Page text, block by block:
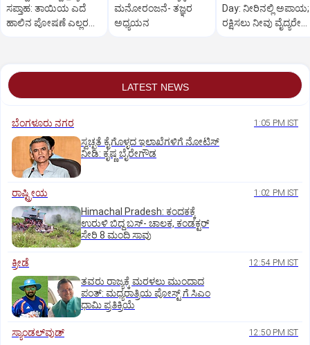
ಸಪ್ತಾಹ: ತಾಯಿಯ ಎದೆ
ಹಾಲಿನ ಪೋಷಣೆ ಎಲ್ಲರ
ಮನೋರಂಜನೆ- ತಜ್ಞರ
ಅಧ್ಯಯನ
Day: ನೀರಿನಲ್ಲಿ ಅಪಾಯ;
ರಕ್ಷಿಸಲು ನೀವು ವೈದ್ಯರೇ
LATEST NEWS
ಬೆಂಗಳೂರು ನಗರ 1:05 PM IST
ಸ್ವಚ್ಛತೆ ಕೈಗೊಳ್ಳದ ಇಲಾಖೆಗಳಿಗೆ ನೋಟಿಸ್‌
ನೀಡಿ: ಕೃಷ್ಣ ಬೈರೇಗೌಡ
ರಾಷ್ಟ್ರೀಯ 1:02 PM IST
Himachal Pradesh: ಕಂದಕಕ್ಕೆ
ಉರುಳಿ ಬಿದ್ದ ಬಸ್-‌ ಚಾಲಕ, ಕಂಡಕ್ಟರ್‌
ಸೇರಿ 8 ಮಂದಿ ಸಾವು
ಕ್ರೀಡೆ 12:54 PM IST
ತವರು ರಾಜ್ಯಕ್ಕೆ ಮರಳಲು ಮುಂದಾದ
ಪಂತ್:‌ ಮಧ್ಯರಾತ್ರಿಯ ಪೋಸ್ಟ್‌ ಗೆ ಸಿಎಂ
ಧಾಮಿ ಪ್ರತಿಕ್ರಿಯೆ
ಸ್ಯಾಂಡಲ್‌ವುಡ್‌ 12:50 PM IST